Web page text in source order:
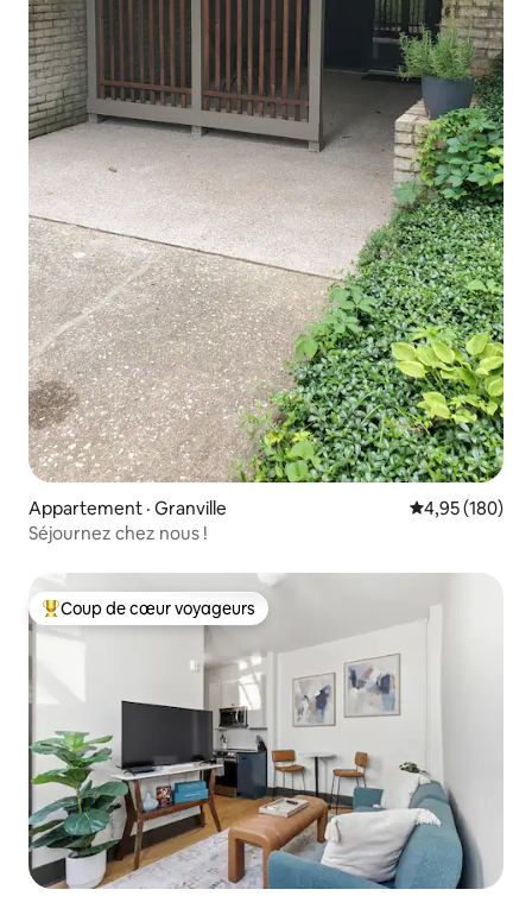
Appartement · Granville Note
4,95 (180)
Séjournez chez nous !
Coup de cœur voyageurs parmi les plus aimés
Coup de cœur voyageurs